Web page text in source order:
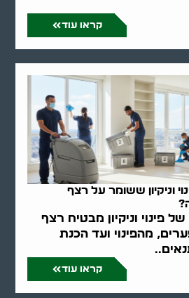
קראו עוד
וניקיון ששומר על רצף
פינוי וניקיון מבטיח רצף
מהפינוי ועד הכנת
קראו עוד